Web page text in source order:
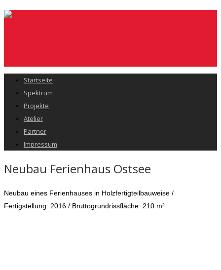
Startseite
Spektrum
Projekte
Atelier
Partner
Impressum
Neubau Ferienhaus Ostsee
Neubau eines Ferienhauses in Holzfertigteilbauweise /
Fertigstellung: 2016 / Bruttogrundrissfläche: 210 m²